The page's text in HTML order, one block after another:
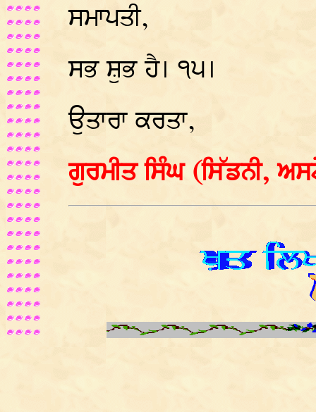
ਸਮਾਪਤੀ,
ਸਭ ਸ਼ੁਭ ਹੈ। ੧੫।
ਉਤਾਰਾ ਕਰਤਾ,
ਗੁਰਮੀਤ ਸਿੰਘ (ਸਿੱਡਨੀ,